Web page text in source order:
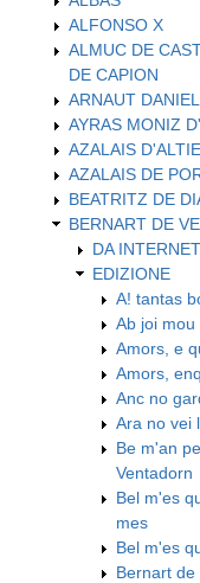
ALFONSO X
ALMUC DE
DE CAPION
ARNAUT DANIEL
AYRAS MONIZ
AZALAIS
AZALAIS DE
BEATRITZ DE
BERNART DE
DA INTERNET
EDIZIONE
A! tantas
Ab joi mou
Amors, e
Amors,
Anc no
Ara no vei
Be m'an
Ventadorn
Bel m'es
mes
Bel m'es
Bernart de